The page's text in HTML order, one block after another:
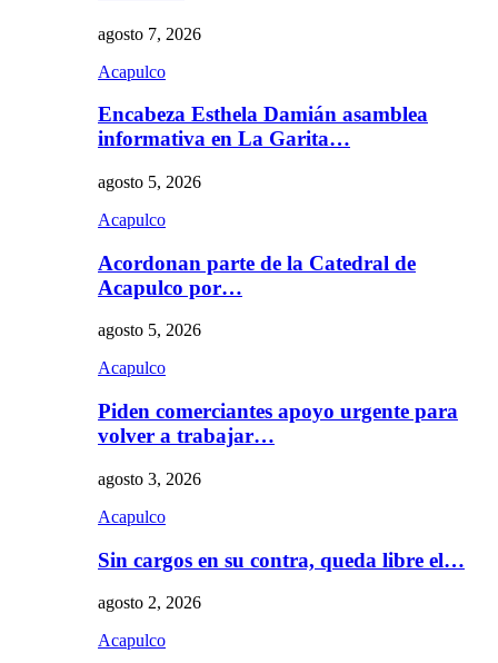
agosto 7, 2026
Acapulco
Encabeza Esthela Damián asamblea
informativa en La Garita…
agosto 5, 2026
Acapulco
Acordonan parte de la Catedral de
Acapulco por…
agosto 5, 2026
Acapulco
Piden comerciantes apoyo urgente para
volver a trabajar…
agosto 3, 2026
Acapulco
Sin cargos en su contra, queda libre el…
agosto 2, 2026
Acapulco